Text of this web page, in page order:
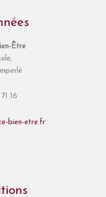
Être
16
bien-etre.fr